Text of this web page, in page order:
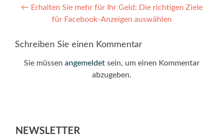
Post
navigation
← Erhalten Sie mehr für Ihr Geld: Die richtigen Ziele
für Facebook-Anzeigen auswählen
Schreiben Sie einen Kommentar
Sie müssen angemeldetsein, um einen Kommentar
abzugeben.
NEWSLETTER